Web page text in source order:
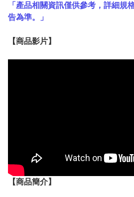
「產品相關資訊僅供參考，詳細規
告為準。」
【商品影片】
【商品簡介】